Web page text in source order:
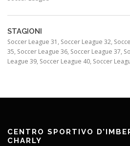
STAGIONI
Soccer League 31, Soccer League 32,
35, Soccer League 36, Soccer League 37,
League 39, Soccer League 40, Soccer
CENTRO SPORTIVO
CHARLY